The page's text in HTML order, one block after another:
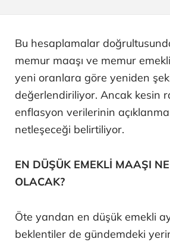
Bu hesaplamalar
memur maaşı ve memur emekli
yeni oranlara göre yeniden
değerlendiriliyor. Ancak kesin
enflasyon verilerinin
netleşeceği belirtiliyor.
EN DÜŞÜK EMEKLİ MAAŞI
OLACAK?
Öte yandan en düşük emekli
beklentiler de gündemdeki